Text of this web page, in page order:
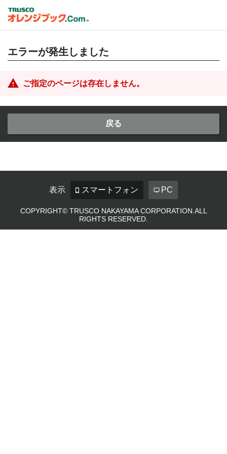
エラーが発生しました
ご指定のページは存在しません。
戻る
表示 スマートフォン PC
COPYRIGHT© TRUSCO NAKAYAMA CORPORATION.ALL
RIGHTS RESERVED.